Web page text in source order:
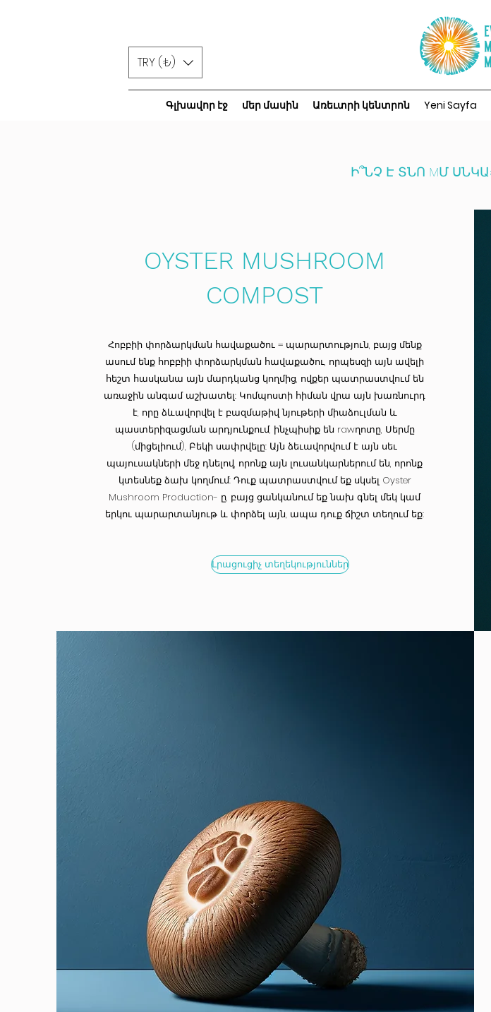
TRY (₺)
Գլխավոր էջ մեր մասին Առեւտրի կենտրոն Yeni Sayfa
Ի՞ՆՉ Է ՏՆՈ MՄ
OYSTER MUSHROOM
COMPOST
Հոբբիի փորձարկման հավաքածու = պարարտություն, բայց մենք
ասում ենք հոբբիի փորձարկման հավաքածու, որպեսզի այն ավելի
հեշտ հասկանա այն մարդկանց կողմից, ովքեր պատրաստվում են
առաջին անգամ աշխատել: Կոմպոստի հիման վրա այն խառնուրդ
է, որը ձևավորվել է բազմաթիվ նյութերի միաձուլման և
պաստերիզացման արդյունքում, ինչպիսիք են rawղոտը, Սերմը
(միցելիում), Բեկի սափրվելը: Այն ձեւավորվում է այն սեւ
պայուսակների մեջ դնելով, որոնք այն լուսանկարներում են, որոնք
կտեսնեք ձախ կողմում: Դուք պատրաստվում եք սկսել Oyster
Mushroom Production- ը, բայց ցանկանում եք նախ գնել մեկ կամ
երկու պարարտանյութ և փորձել այն, ապա դուք ճիշտ տեղում եք:
Լրացուցիչ տեղեկություններ